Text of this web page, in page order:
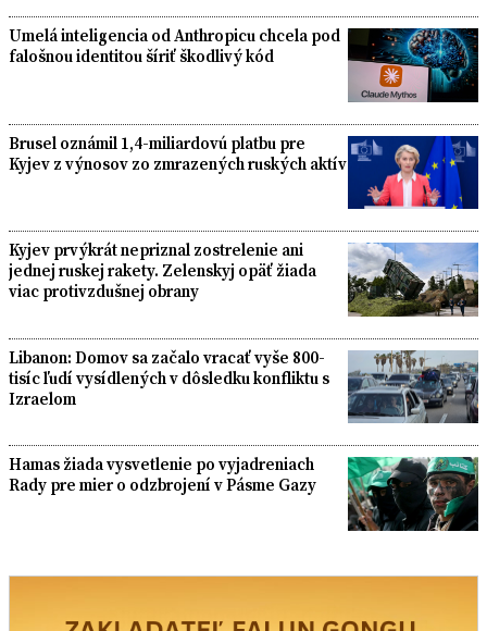
Umelá inteligencia od Anthropicu chcela pod
falošnou identitou šíriť škodlivý kód
Brusel oznámil 1,4-miliardovú platbu pre
Kyjev z výnosov zo zmrazených ruských aktív
Kyjev prvýkrát nepriznal zostrelenie ani
jednej ruskej rakety. Zelenskyj opäť žiada
viac protivzdušnej obrany
Libanon: Domov sa začalo vracať vyše 800-
tisíc ľudí vysídlených v dôsledku konfliktu s
Izraelom
Hamas žiada vysvetlenie po vyjadreniach
Rady pre mier o odzbrojení v Pásme Gazy